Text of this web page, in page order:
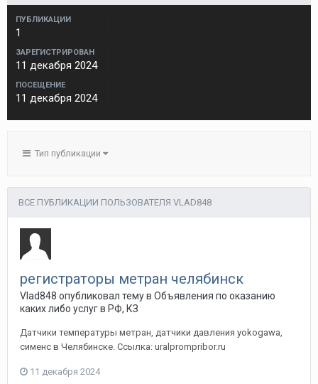
ПУБЛИКАЦИИ
1
ЗАРЕГИСТРИРОВАН
11 декабря 2024
ПОСЕЩЕНИЕ
11 декабря 2024
Тип публикации
ВСЕ ПУБЛИКАЦИИ ПОЛЬЗОВАТЕЛЯ VLAD848
регистраторы метран челябинск
Vlad848 опубликовал тему в Объявления по оказанию
каких либо услуг в РФ, КЗ
Датчики температуры метран, датчики давления yokogawa,
сименс в Челябинске. Ссылка: uralprompribor.ru
11 декабря 2024